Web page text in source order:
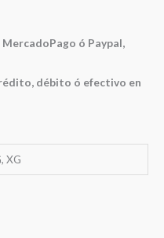
MercadoPago ó Paypal,
débito ó efectivo en
XG